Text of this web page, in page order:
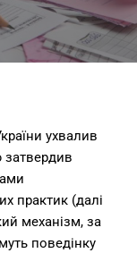
ухвалив
затвердив
практик (далі
механізм, за
поведінку